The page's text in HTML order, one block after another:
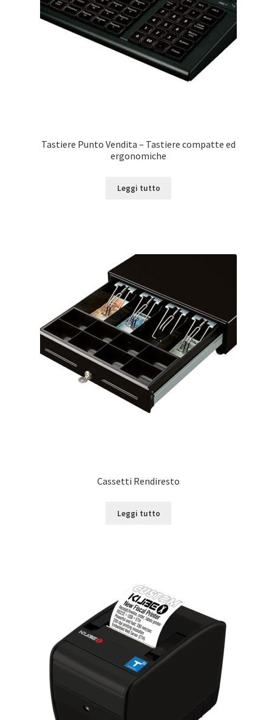
Tastiere Punto Vendita – Tastiere compatte ed
ergonomiche
Leggi tutto
Cassetti Rendiresto
Leggi tutto